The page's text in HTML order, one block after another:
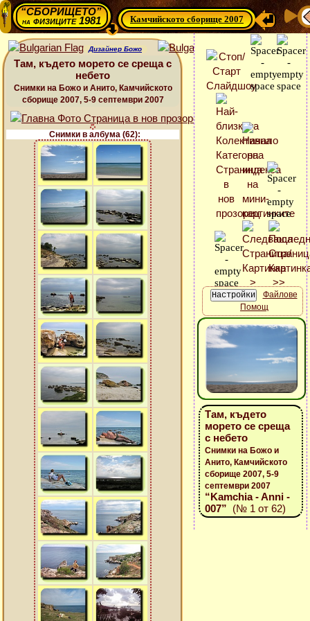
“СБОРИЩЕТО”
нафизиците 1981 Камчийското сборище 2007
Дизайнер Божо
Там, където морето се среща с
небето
Снимки на Божо и Анито, Камчийското
сборище 2007, 5-9 септември 2007
Снимки в албума (62):
Файлове
Помощ
Там, където
морето се среща
с небето
Снимки на Божо и
Анито, Камчийското
сборище 2007, 5-9
септември 2007
“Kamchia - Anni -
007” (№ 1 от 62)